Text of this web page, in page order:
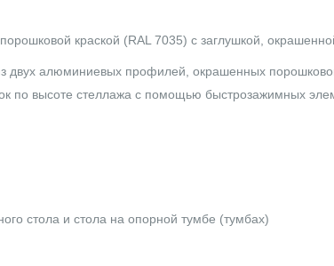
краской (RAL 7035) с заглушкой,
алюминиевых профилей, окрашенных
по высоте стеллажа с помощью быстрозажимных
стола и стола на опорной тумбе (тумбах)